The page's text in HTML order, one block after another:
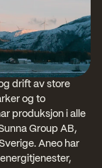
drift av store
og to
produksjon i alle
Group AB,
Aneo har